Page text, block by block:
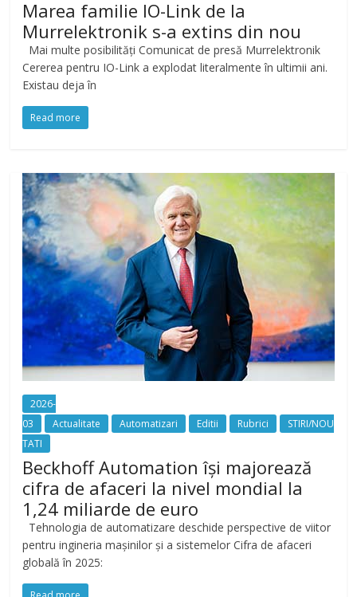
Marea familie IO-Link de la
Murrelektronik s-a extins din nou
Mai multe posibilități Comunicat de presă Murrelektronik
Cererea pentru IO-Link a explodat literalmente în ultimii ani.
Existau deja în
Read more
2026-
03
Actualitate Automatizari Editii Rubrici
STIRI/NOU
TATI
Beckhoff Automation își majorează
cifra de afaceri la nivel mondial la
1,24 miliarde de euro
Tehnologia de automatizare deschide perspective de viitor
pentru ingineria mașinilor și a sistemelor Cifra de afaceri
globală în 2025: